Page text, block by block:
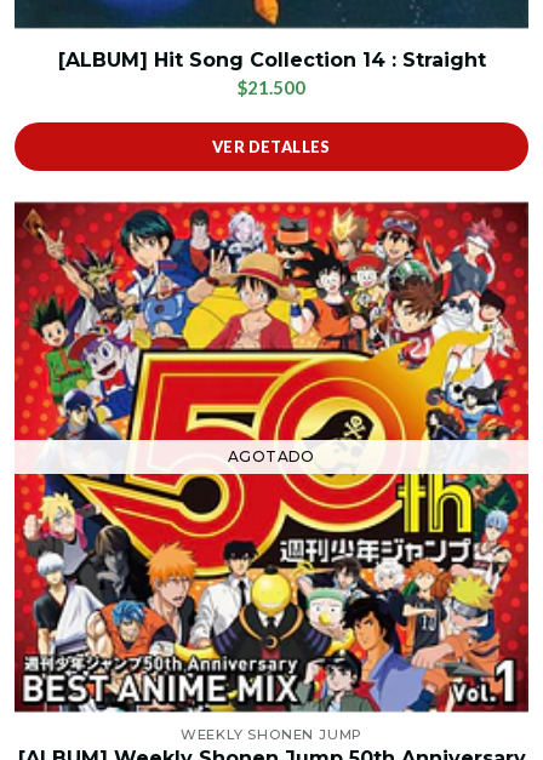
[ALBUM] Hit Song Collection 14 : Straight
$21.500
VER DETALLES
AGOTADO
WEEKLY SHONEN JUMP